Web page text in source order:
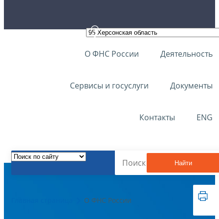
О ФНС России Деятельность
Сервисы и госуслуги Документы
Контакты ENG
Найти
О ФНС России